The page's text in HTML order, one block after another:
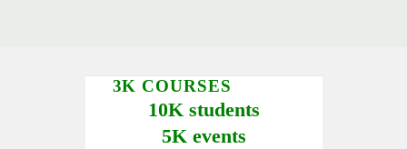
3K COURSES
10K students
5K events